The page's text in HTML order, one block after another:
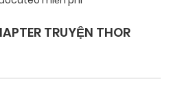
TRUYỆN THOR